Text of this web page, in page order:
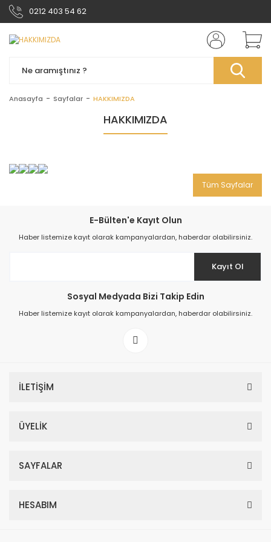
0212 403 54 62
Anasayfa Sayfalar HAKKIMIZDA
HAKKIMIZDA
Tüm Sayfalar
E-Bülten'e Kayıt Olun
Haber listemize kayıt olarak kampanyalardan, haberdar olabilirsiniz.
Kayıt Ol
Sosyal Medyada Bizi Takip Edin
Haber listemize kayıt olarak kampanyalardan, haberdar olabilirsiniz.
İLETİŞİM
ÜYELİK
SAYFALAR
HESABIM